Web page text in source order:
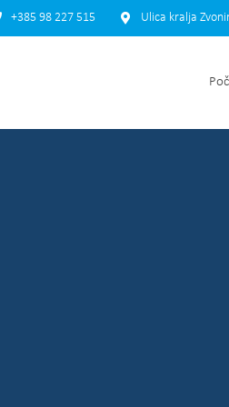
+385 98 227 515 Ulica kralja